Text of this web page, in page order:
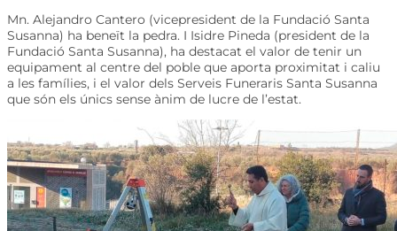
Mn. Alejandro Cantero (vicepresident de la Fundació Santa
Susanna) ha beneït la pedra. I Isidre Pineda (president de la
Fundació Santa Susanna), ha destacat el valor de tenir un
equipament al centre del poble que aporta proximitat i caliu
a les famílies, i el valor dels Serveis Funeraris Santa Susanna
que són els únics sense ànim de lucre de l’estat.